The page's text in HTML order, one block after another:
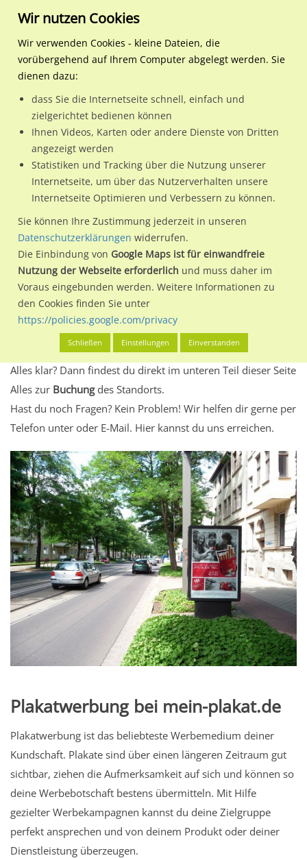
Regionale Plakatwerbung Sachsen-Anhalt
Magdeburg,
Alt Fermersleben 96/
Nutze günstige Werbemöglichkeiten am Standort Alt
Fermersleben 96/ Nh. Mahrenholtzstr. We.re.im Ortsteil
Fermersleben)in Magdeburg, Landeshauptstadt.
Wir erheben für jede unserer Werbeflächen individuelle und
aktuelleStandortinformationenund Leistungswerte. Damit
kannst du dich schon vor der Buchung im Detail über den
Standort, seine Reichweite und Werbewirkung sowie
eventuelle Beschränkungen in den zugelassenen
Werbeinhalten informieren.
Alles klar? Dann findest du direkt im unteren Teil dieser Seite
Alles zur Buchungdes Standorts.
Hast du noch Fragen? Kein Problem! Wir helfen dir gerne per
Telefon unter oder E-Mail. Hier kannst du uns erreichen.
Plakatwerbung bei mein-plakat.de
Plakatwerbung ist das beliebteste Werbemedium deiner
Kundschaft. Plakate sind über einen längeren Zeitraum gut
sichtbar, ziehen die Aufmerksamkeit auf sich und können so
deine Werbebotschaft bestens übermitteln. Mit Hilfe
gezielter Werbekampagnen kannst du deine Zielgruppe
perfekt ansprechen und von deinem Produkt oder deiner
Dienstleistung überzeugen.
Wir nutzen Cookies
Wir verwenden Cookies - kleine Dateien, die
vorübergehend auf Ihrem Computer abgelegt werden. Sie
dienen dazu:
dass Sie die Internetseite schnell, einfach und
zielgerichtet bedienen können
Ihnen Videos, Karten oder andere Dienste von Dritten
angezeigt werden
Statistiken und Tracking über die Nutzung unserer
Internetseite, um über das Nutzerverhalten unsere
Internetseite Optimieren und Verbessern zu können.
Sie können Ihre Zustimmung jederzeit in unseren
Datenschutzerklärungen widerrufen.
Die Einbindung von Google Maps ist für einwandfreie
Nutzung der Webseite erforderlich und muss daher im
Voraus eingebunden werden. Weitere Informationen zu
den Cookies finden Sie unter
https://policies.google.com/privacy
Schließen Einstellungen Einverstanden